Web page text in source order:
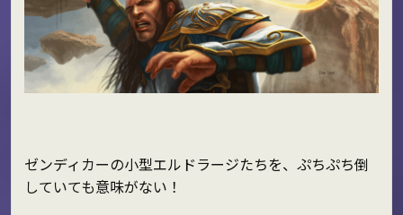
ゼンディカーの小型エルドラージたちを、ぷちぷち倒
していても意味がない！